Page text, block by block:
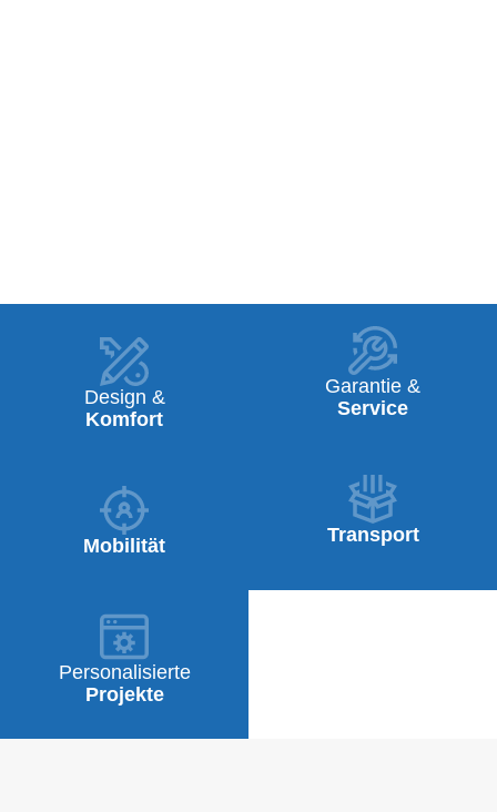
Design &
Komfort
Garantie &
Service
Mobilität Transport
Personalisierte
Projekte